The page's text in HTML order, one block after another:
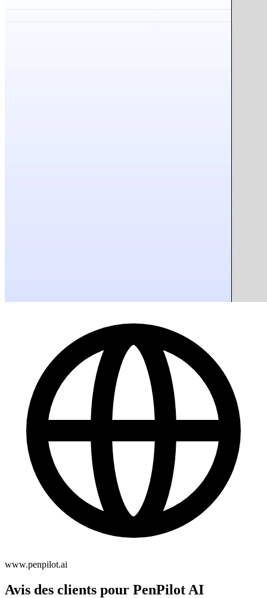
www.penpilot.ai
Avis des clients pour PenPilot AI